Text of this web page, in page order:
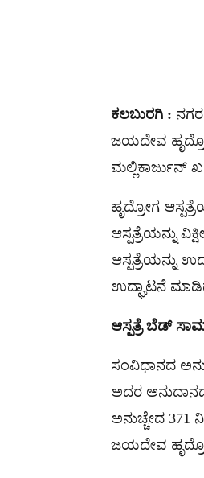
ಕಲಬುರಗಿ :
ಜಯದೇವ
ಮಲ್ಲಿಕಾರ್ಜುನ್​
ಹೃದ್ರೋಗ
ಆಸ್ಪತ್ರೆಯನ್ನು
ಆಸ್ಪತ್ರೆಯನ್ನು
ಉದ್ಘಾಟನೆ
ಆಸ್ಪತ್ರೆ ಬೆಡ್​
ಸಂವಿಧಾನದ
ಅದರ
ಅನುಚ್ಚೇದ
ಜಯದೇವ